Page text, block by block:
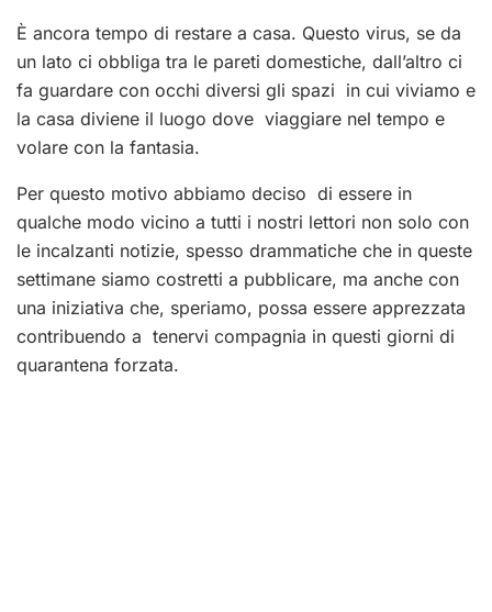
È ancora tempo di restare a casa. Questo virus, se da
un lato ci obbliga tra le pareti domestiche, dall’altro ci
fa guardare con occhi diversi gli spazi in cui viviamo e
la casa diviene il luogo dove viaggiare nel tempo e
volare con la fantasia.
Per questo motivo abbiamo deciso di essere in
qualche modo vicino a tutti i nostri lettori non solo con
le incalzanti notizie, spesso drammatiche che in queste
settimane siamo costretti a pubblicare, ma anche con
una iniziativa che, speriamo, possa essere apprezzata
contribuendo a tenervi compagnia in questi giorni di
quarantena forzata.